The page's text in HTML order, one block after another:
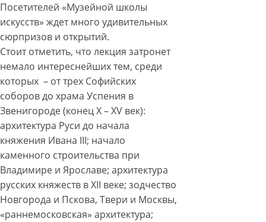
Посетителей «Музейной школы
искусств» ждет много удивительных
сюрпризов и открытий.
Стоит отметить, что лекция затронет
немало интереснейших тем, среди
которых – от трех Софийских
соборов до храма Успения в
Звенигороде (конец X – XV век):
архитектура Руси до начала
княжения Ивана III; начало
каменного строительства при
Владимире и Ярославе; архитектура
русских княжеств в XII веке; зодчество
Новгорода и Пскова, Твери и Москвы,
«раннемосковская» архитектура;